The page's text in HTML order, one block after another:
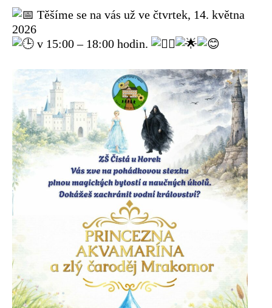
Těšíme se na vás už ve čtvrtek, 14. května
2026
v 15:00 – 18:00 hodin.